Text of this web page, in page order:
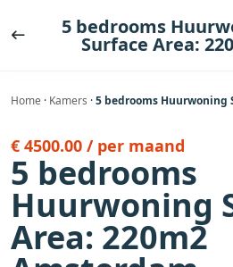
naar
5 bedrooms
Surface Area:
Home · Kamers ·5 bedrooms Huurwoning
€ 4500.00 / per maand
5 bedrooms
Huurwoning
Area: 220m2